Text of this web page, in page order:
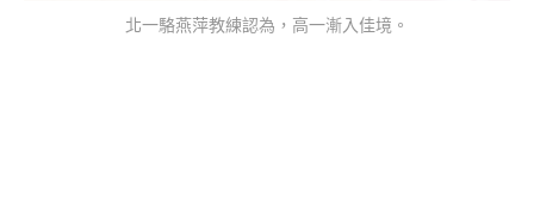
北一駱燕萍教練認為，高一漸入佳境。